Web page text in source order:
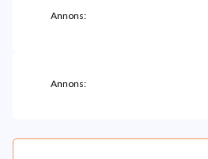
Annons:
Annons: